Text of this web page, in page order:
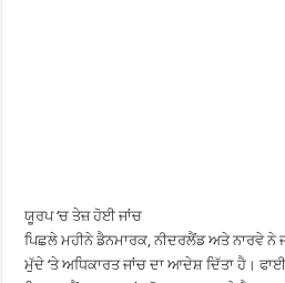
ਯੂਰਪ ‘ਚ ਤੇਜ਼ ਹੋਈ ਜਾਂਚ
ਪਿਛਲੇ ਮਹੀਨੇ ਡੈਨਮਾਰਕ, ਨੀਦਰਲੈਂਡ ਅਤੇ ਨਾਰਵੇ ਨੇ
ਮੁੱਦੇ ‘ਤੇ ਅਧਿਕਾਰਤ ਜਾਂਚ ਦਾ ਆਦੇਸ਼ ਦਿੱਤਾ ਹੈ।